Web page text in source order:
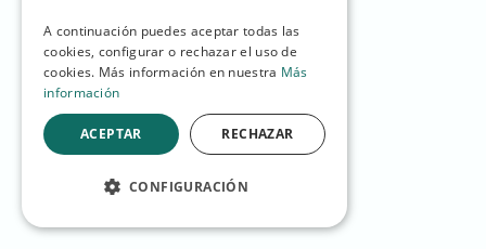
A continuación puedes aceptar todas las
cookies, configurar o rechazar el uso de
cookies. Más información en nuestra Más
información
ACEPTAR RECHAZAR
CONFIGURACIÓN